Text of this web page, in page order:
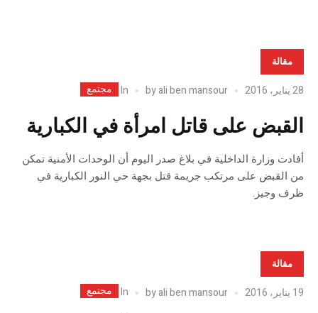
مقالة
28 يناير، 2016 byali ben mansour
In مجتمع
القبض على قاتل امرأة في الكبارية
أفادت وزارة الداخلية في بلاغ صدر اليوم أن الوحدات الأمنية تمكن
من القبض على مرتكب جريمة قتل بجهة حي النور الكبارية في
ظرف وجيز.
مقالة
19 يناير، 2016 byali ben mansour
In مجتمع